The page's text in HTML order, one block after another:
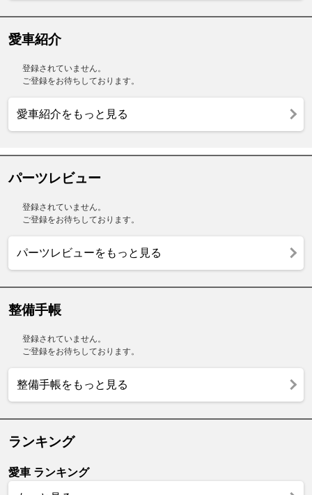
愛車紹介
登録されていません。
ご登録をお待ちしております。
愛車紹介をもっと見る
パーツレビュー
登録されていません。
ご登録をお待ちしております。
パーツレビューをもっと見る
整備手帳
登録されていません。
ご登録をお待ちしております。
整備手帳をもっと見る
ランキング
愛車 ランキング